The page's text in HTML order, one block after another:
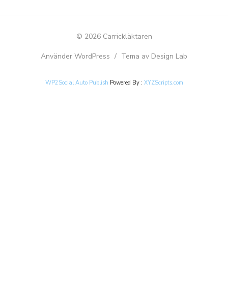
© 2026 Carrickläktaren
Använder WordPress / Tema av Design Lab
WP2Social Auto Publish Powered By : XYZScripts.com